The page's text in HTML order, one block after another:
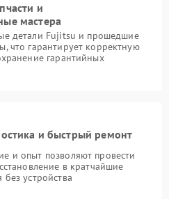
и
мастера
детали Fujitsu и прошедшие
что гарантирует корректную
гарантийных
и быстрый ремонт
и опыт позволяют провести
в кратчайшие
устройства